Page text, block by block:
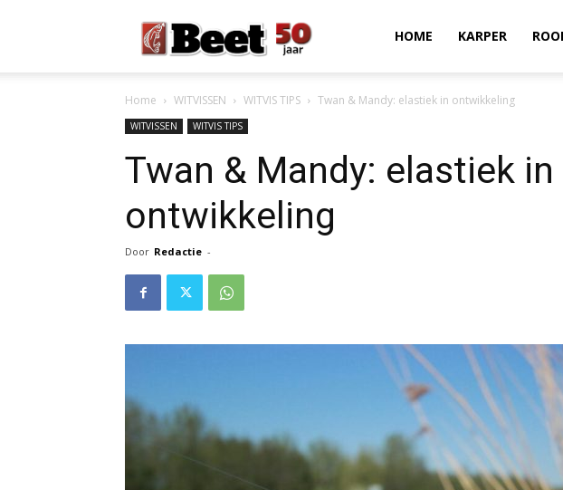
Magazine
HOME KARPER
Home WITVISSEN WITVIS TIPS Twan & Mandy: elastiek in ontwikkeling
WITVISSEN WITVIS TIPS
Twan & Mandy: elastiek in
ontwikkeling
Door Redactie -